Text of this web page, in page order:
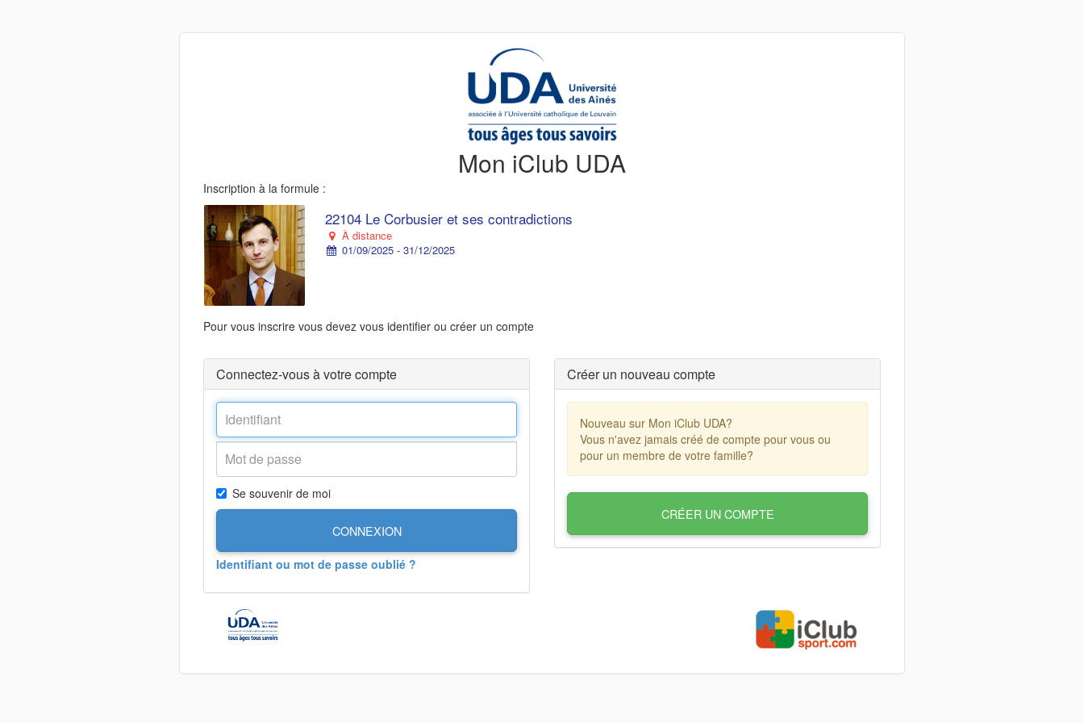
Mon iClub UDA
Inscription à la formule :
22104 Le Corbusier et ses contradictions
À distance
01/09/2025 - 31/12/2025
Pour vous inscrire vous devez vous identifier ou créer un compte
Connectez-vous à votre compte
Se souvenir de moi
CONNEXION
Identifiant ou mot de passe oublié ?
Créer un nouveau compte
Nouveau sur Mon iClub UDA?
Vous n'avez jamais créé de compte pour vous ou
pour un membre de votre famille?
CRÉER UN COMPTE